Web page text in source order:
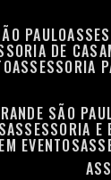
PAULO
DE
ASSESSORIA
SÃO
ASSESSORIA E
EVENTOS